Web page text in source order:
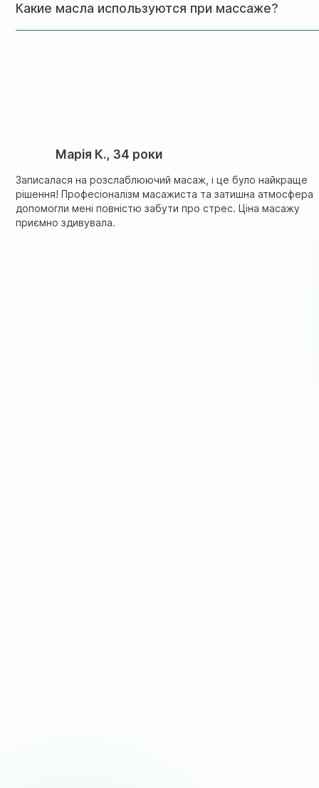
работы с беременными и используют специальные
Какие масла используются при массаже?
Марія К., 34 роки
Записалася на розслаблюючий масаж, і це було найкраще
рішення! Професіоналізм масажиста та затишна атмосфера
допомогли мені повністю забути про стрес. Ціна масажу
приємно здивувала.